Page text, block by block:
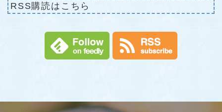
RSS購読はこちら